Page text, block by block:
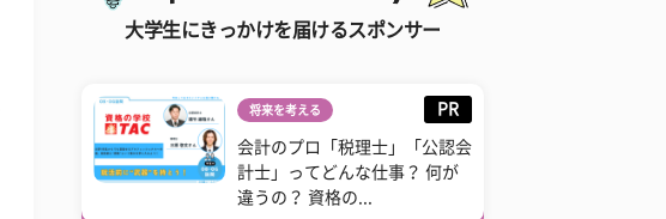
大学生にきっかけを届けるスポンサー
将来を考える PR
会計のプロ「税理士」「公認会
計士」ってどんな仕事？ 何が
違うの？ 資格の...